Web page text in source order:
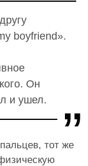
boyfriend».
Он
и ушел.
тот же